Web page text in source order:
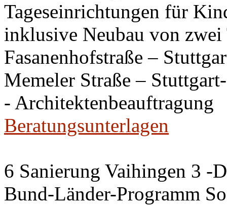
Tageseinrichtungen für
inklusive Neubau von
Fasanenhofstraße –
Memeler Straße –
- Architektenbeauftragung
Beratungsunterlagen
6 Sanierung Vaihingen 3 -
Bund-Länder-Programm